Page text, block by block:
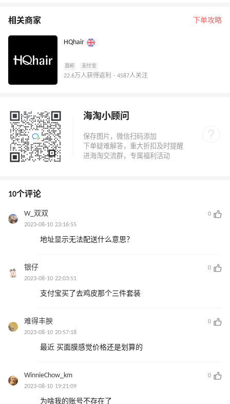
相关商家 下单攻略
HQhair
直邮 支付宝
22.6万人获得返利 · 4587人关注
海淘小顾问
10个评论
W_双双
0
2023-08-10 23:16:55
地址显示无法配送什么意思？
银仔
0
2023-08-10 22:03:51
支付宝买了去鸡皮那个三件套装
难得丰腴
0
2023-08-10 20:57:18
最近 买面膜感觉价格还是划算的
WinnieChow_km
0
2023-08-10 19:21:09
为啥我的账号不存在了